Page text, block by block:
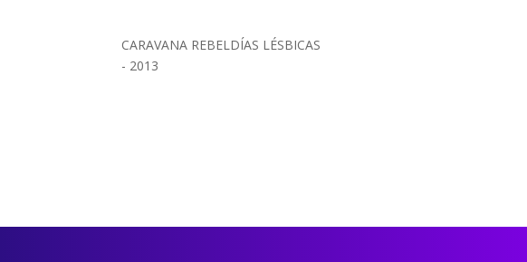
CARAVANA REBELDÍAS LÉSBICAS
- 2013